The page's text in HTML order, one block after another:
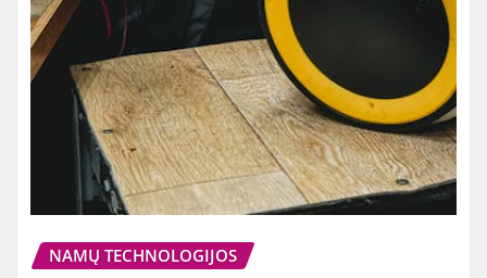
NAMŲ TECHNOLOGIJOS